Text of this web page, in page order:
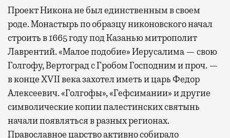
Проект Никона не был единственным в своем
роде. Монастырь по образцу никоновского начал
строить в 1665 году под Казанью митрополит
Лаврентий. «Малое подобие» Иерусалима — свою
Голгофу, Вертоград с Гробом Господним и проч. —
в конце XVII века захотел иметь и царь Федор
Алексеевич. «Голгофы», «Гефсимании» и другие
символические копии палестинских святынь
начали появляться в разных регионах.
Православное царство активно собирало